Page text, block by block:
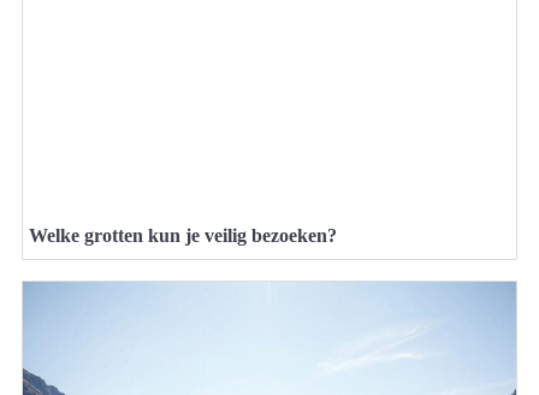
Welke grotten kun je veilig bezoeken?